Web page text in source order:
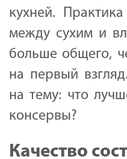
кухней.
между сухим и
больше общего,
на первый
на тему: что
консервы?
Качество